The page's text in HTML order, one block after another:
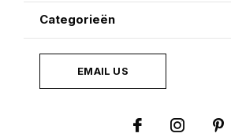
Categorieën
EMAIL US